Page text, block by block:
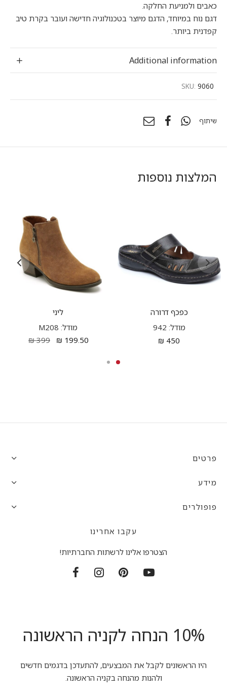
כאבים ולמניעת החלקה.
דגם נוח במיוחד, הדגם מיוצר בטכנולוגיה חדישה ועובר בקרת טיב
קפדנית ביותר.
Additional information
SKU: 9060
שיתוף
המלצות נוספות
כפכף דרורה
מודל: 942
₪ 450
ליני
מודל: M208
₪ 199.50
₪399
פרטים
מידע
פופולרים
עקבו אחרינו
הצטרפו אלינו לרשתות החברתיות!
10% הנחה לקניה הראשונה
היו הראשונים לקבל את המבצעים, להתעדכן בדגמים חדשים
ולהנות מהנחה בקניה הראשונה.